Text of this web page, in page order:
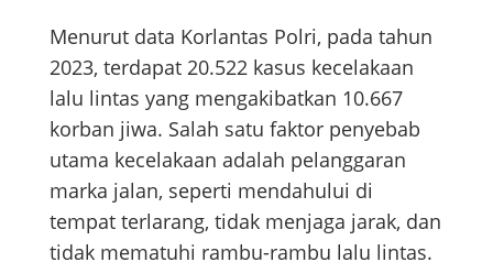
Menurut data Korlantas Polri, pada tahun
2023, terdapat 20.522 kasus kecelakaan
lalu lintas yang mengakibatkan 10.667
korban jiwa. Salah satu faktor penyebab
utama kecelakaan adalah pelanggaran
marka jalan, seperti mendahului di
tempat terlarang, tidak menjaga jarak, dan
tidak mematuhi rambu-rambu lalu lintas.